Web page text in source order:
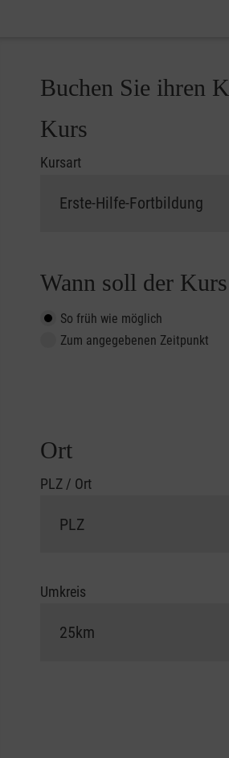
Buchen Sie ihren
Kurs
Kursart
Wann soll der
So früh wie möglich
Zum angegebenen Zeitpunkt
Ort
PLZ / Ort
Umkreis